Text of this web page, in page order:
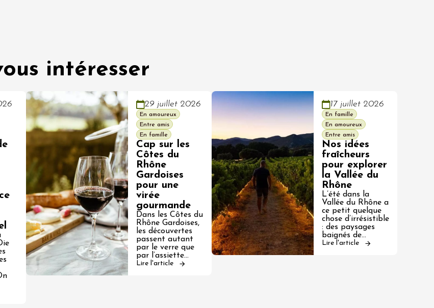
intéresser
29 juillet 2026
En amoureux
Entre amis
En famille
Cap sur les
Côtes du
Rhône
Gardoises
pour une
virée
gourmande
Dans les Côtes du
Rhône Gardoises,
les découvertes
passent autant
par le verre que
par l’assiette…
Lire l'article
17 juillet 2026
En famille
En amoureux
Entre amis
Nos idées
fraîcheurs
pour explorer
la Vallée du
Rhône
L’été dans la
Vallée du Rhône a
ce petit quelque
chose d’irrésistible
: des paysages
baignés de…
Lire l'article